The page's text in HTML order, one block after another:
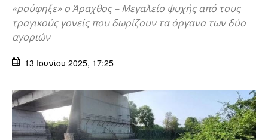
«ρούφηξε» ο Άραχθος – Μεγαλείο ψυχής από τους
τραγικούς γονείς που δωρίζουν τα όργανα των δύο
αγοριών
13 Ιουνίου 2025, 17:25